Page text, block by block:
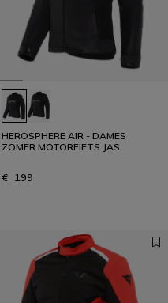
HEROSPHERE AIR - DAMES
ZOMER MOTORFIETS JAS
€ 199